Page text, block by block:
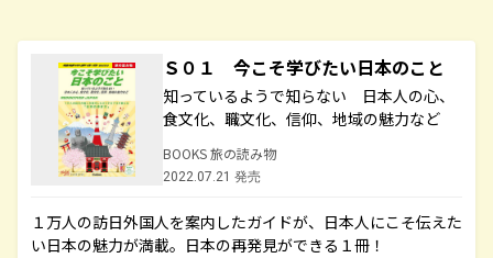
Ｓ０１ 今こそ学びたい日本のこと
知っているようで知らない 日本人の心、
食文化、職文化、信仰、地域の魅力など
BOOKS 旅の読み物
2022.07.21 発売
１万人の訪日外国人を案内したガイドが、日本人にこそ伝えた
い日本の魅力が満載。日本の再発見ができる１冊！